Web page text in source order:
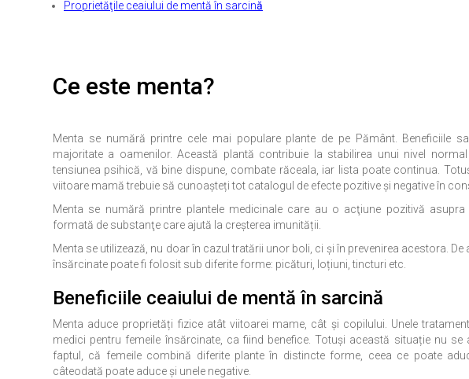
Proprietăţile ceaiului de mentă în sarcină
Ce este menta?
Menta se numără printre cele mai populare plante de pe Pământ. Beneficiile
majoritate a oamenilor. Această plantă contribuie la stabilirea unui nivel
tensiunea psihică, vă bine dispune, combate răceala, iar lista poate continua.
viitoare mamă trebuie să cunoaşteți tot catalogul de efecte pozitive şi negative în
Menta se numără printre plantele medicinale care au o acţiune pozitivă
formată de substanţe care ajută la creșterea imunității.
Menta se utilizează, nu doar în cazul tratării unor boli, ci şi în prevenirea acestora. De
însărcinate poate fi folosit sub diferite forme: picături, loțiuni, tincturi etc.
Beneficiile ceaiului de mentă în sarcină
Menta aduce proprietăți fizice atât viitoarei mame, cât și copilului. Unele
medici pentru femeile însărcinate, ca fiind benefice. Totuşi această situație nu
faptul, că femeile combină diferite plante în distincte forme, ceea ce poate
câteodată poate aduce și unele negative.